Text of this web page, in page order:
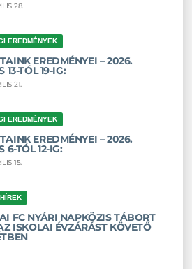
28.
EREDMÉNYEK
EREDMÉNYEI – 2026.
13-TÓL 19-IG:
21.
EREDMÉNYEK
EREDMÉNYEI – 2026.
6-TÓL 12-IG:
15.
FC NYÁRI NAPKÖZIS TÁBORT
ISKOLAI ÉVZÁRÁST KÖVETŐ